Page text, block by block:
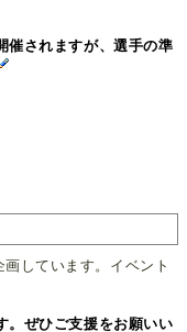
催されますが、選手の準
しています。イベント
。ぜひご支援をお願いい